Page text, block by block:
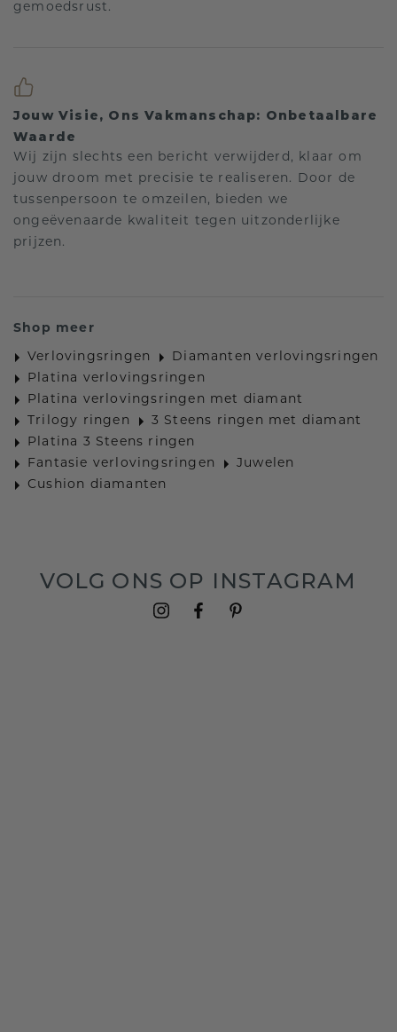
gemoedsrust.
Jouw Visie, Ons Vakmanschap: Onbetaalbare
Waarde
Wij zijn slechts een bericht verwijderd, klaar om
jouw droom met precisie te realiseren. Door de
tussenpersoon te omzeilen, bieden we
ongeëvenaarde kwaliteit tegen uitzonderlijke
prijzen.
Shop meer
Verlovingsringen
Diamanten verlovingsringen
Platina verlovingsringen
Platina verlovingsringen met diamant
Trilogy ringen
3 Steens ringen met diamant
Platina 3 Steens ringen
Fantasie verlovingsringen
Juwelen
Cushion diamanten
VOLG ONS OP INSTAGRAM